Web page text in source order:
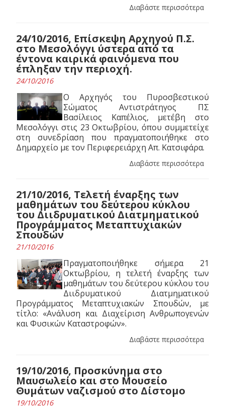
Διαβάστε περισσότερα
24/10/2016, Επίσκεψη Αρχηγού Π.Σ.
στο Μεσολόγγι ύστερα από τα
έντονα καιρικά φαινόμενα που
έπληξαν την περιοχή.
24/10/2016
Ο Αρχηγός του Πυροσβεστικού
Σώματος Αντιστράτηγος ΠΣ
Βασίλειος Καπέλιος, μετέβη στο
Μεσολόγγι στις 23 Οκτωβρίου, όπου συμμετείχε
στη συνεδρίαση που πραγματοποιήθηκε στο
Δημαρχείο με τον Περιφερειάρχη Απ. Κατσιφάρα.
Διαβάστε περισσότερα
21/10/2016, Tελετή έναρξης των
μαθημάτων του δεύτερου κύκλου
του Διιδρυματικού Διατμηματικού
Προγράμματος Μεταπτυχιακών
Σπουδών
21/10/2016
Πραγματοποιήθηκε σήμερα 21
Οκτωβρίου, η τελετή έναρξης των
μαθημάτων του δεύτερου κύκλου του
Διιδρυματικού Διατμηματικού
Προγράμματος Μεταπτυχιακών Σπουδών, με
τίτλο: «Ανάλυση και Διαχείριση Ανθρωπογενών
και Φυσικών Καταστροφών».
Διαβάστε περισσότερα
19/10/2016, Προσκύνημα στο
Μαυσωλείο και στο Μουσείο
Θυμάτων ναζισμού στο Δίστομο
19/10/2016